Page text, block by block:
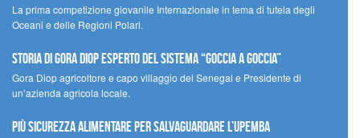
La prima competizione giovanile Internazionale in tema di tutela degli
Oceani e delle Regioni Polari.
STORIA DI GORA DIOP ESPERTO DEL SISTEMA “GOCCIA A GOCCIA”
Gora Diop agricoltore e capo villaggio del Senegal e Presidente di
un’azienda agricola locale.
Più sicurezza alimentare per salvaguardare l’Upemba